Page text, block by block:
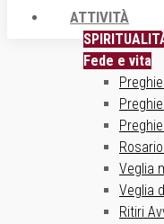
ATTIVITÀ
Fede e vita
Veglia
Veglia
Ritiri